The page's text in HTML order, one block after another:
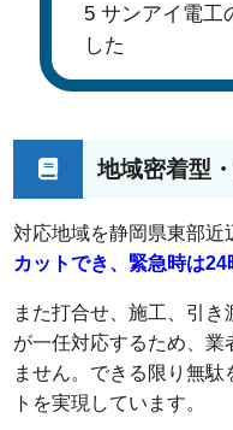
5 サンアイ電工
した
地域密着型
対応地域を静岡県東部近
カットでき、緊急時は
また打合せ、施工、引
が一任対応するため、業
ません。できる限り無
トを実現しています。